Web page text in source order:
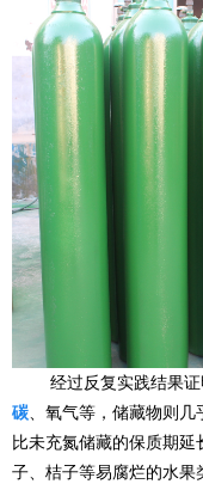
经过反复实践结果证
碳、氧气等，储藏物则
比未充氮储藏的保质期
子、桔子等易腐烂的水果